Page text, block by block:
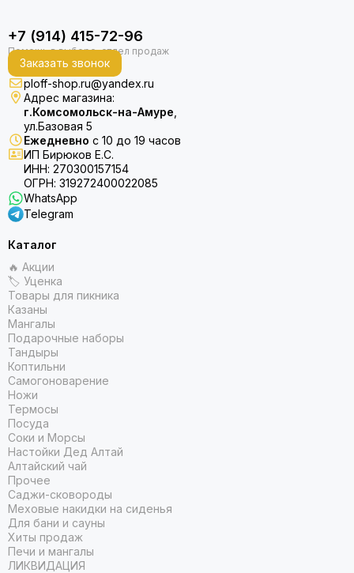
+7 (914) 415-72-96
Заказать звонок
ploff-shop.ru@yandex.ru
Адрес магазина:
г.Комсомольск-на-Амуре
ул.Базовая 5
Ежедневно с 10 до 19 часов
ИП Бирюков Е.С.
ИНН: 270300157154
ОГРН: 319272400022085
WhatsApp
Telegram
Каталог
🔥 Акции
🏷 Уценка
Товары для пикника
Казаны
Мангалы
Подарочные наборы
Тандыры
Коптильни
Самогоноварение
Ножи
Термосы
Посуда
Соки и Морсы
Настойки Дед Алтай
Алтайский чай
Прочее
Саджи-сковороды
Меховые накидки на сиденья
Для бани и сауны
Хиты продаж
Печи и мангалы
ЛИКВИДАЦИЯ